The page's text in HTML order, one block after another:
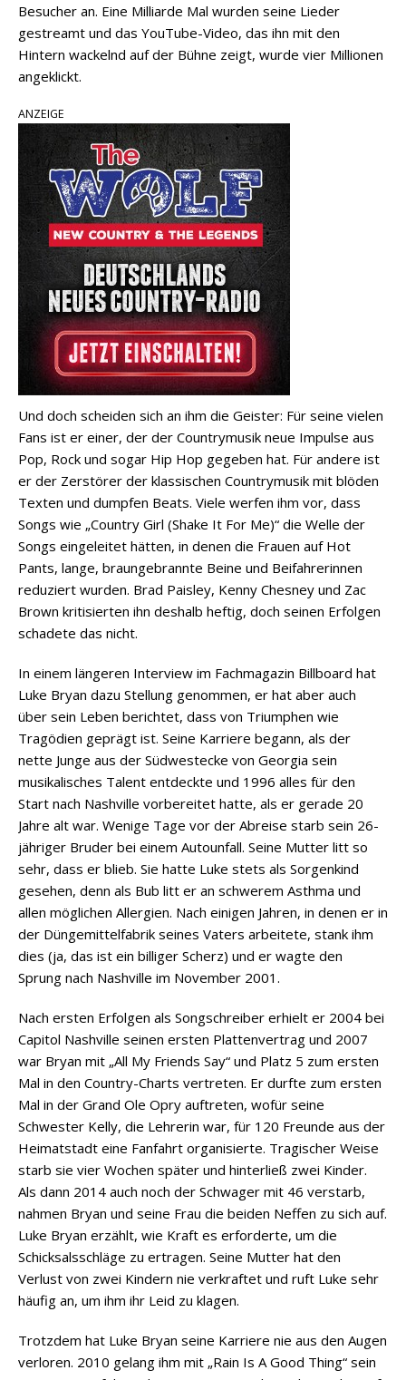
Besucher an. Eine Milliarde Mal wurden seine Lieder
gestreamt und das YouTube-Video, das ihn mit den
Hintern wackelnd auf der Bühne zeigt, wurde vier Millionen
angeklickt.
ANZEIGE
Und doch scheiden sich an ihm die Geister: Für seine vielen
Fans ist er einer, der der Countrymusik neue Impulse aus
Pop, Rock und sogar Hip Hop gegeben hat. Für andere ist
er der Zerstörer der klassischen Countrymusik mit blöden
Texten und dumpfen Beats. Viele werfen ihm vor, dass
Songs wie „Country Girl (Shake It For Me)“ die Welle der
Songs eingeleitet hätten, in denen die Frauen auf Hot
Pants, lange, braungebrannte Beine und Beifahrerinnen
reduziert wurden. Brad Paisley, Kenny Chesney und Zac
Brown kritisierten ihn deshalb heftig, doch seinen Erfolgen
schadete das nicht.
In einem längeren Interview im Fachmagazin Billboard hat
Luke Bryan dazu Stellung genommen, er hat aber auch
über sein Leben berichtet, dass von Triumphen wie
Tragödien geprägt ist. Seine Karriere begann, als der
nette Junge aus der Südwestecke von Georgia sein
musikalisches Talent entdeckte und 1996 alles für den
Start nach Nashville vorbereitet hatte, als er gerade 20
Jahre alt war. Wenige Tage vor der Abreise starb sein 26-
jähriger Bruder bei einem Autounfall. Seine Mutter litt so
sehr, dass er blieb. Sie hatte Luke stets als Sorgenkind
gesehen, denn als Bub litt er an schwerem Asthma und
allen möglichen Allergien. Nach einigen Jahren, in denen er in
der Düngemittelfabrik seines Vaters arbeitete, stank ihm
dies (ja, das ist ein billiger Scherz) und er wagte den
Sprung nach Nashville im November 2001.
Nach ersten Erfolgen als Songschreiber erhielt er 2004 bei
Capitol Nashville seinen ersten Plattenvertrag und 2007
war Bryan mit „All My Friends Say“ und Platz 5 zum ersten
Mal in den Country-Charts vertreten. Er durfte zum ersten
Mal in der Grand Ole Opry auftreten, wofür seine
Schwester Kelly, die Lehrerin war, für 120 Freunde aus der
Heimatstadt eine Fanfahrt organisierte. Tragischer Weise
starb sie vier Wochen später und hinterließ zwei Kinder.
Als dann 2014 auch noch der Schwager mit 46 verstarb,
nahmen Bryan und seine Frau die beiden Neffen zu sich auf.
Luke Bryan erzählt, wie Kraft es erforderte, um die
Schicksalsschläge zu ertragen. Seine Mutter hat den
Verlust von zwei Kindern nie verkraftet und ruft Luke sehr
häufig an, um ihm ihr Leid zu klagen.
Trotzdem hat Luke Bryan seine Karriere nie aus den Augen
verloren. 2010 gelang ihm mit „Rain Is A Good Thing“ sein